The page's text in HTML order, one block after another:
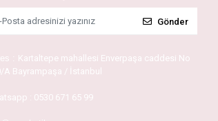
Gönder
: Kartaltepe mahallesi Enverpaşa caddesi No
A Bayrampaşa / İstanbul
: 0530 671 65 99